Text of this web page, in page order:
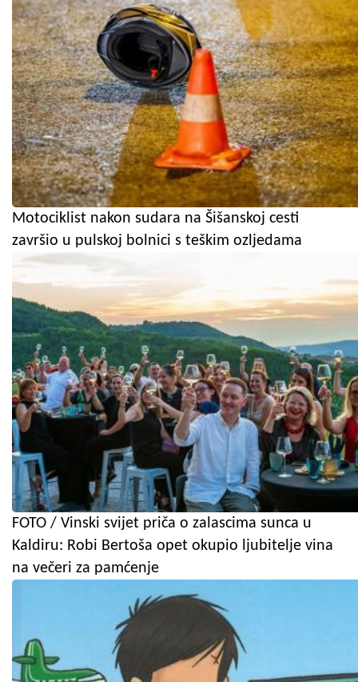
Motociklist nakon sudara na Šišanskoj cesti
završio u pulskoj bolnici s teškim ozljedama
FOTO / Vinski svijet priča o zalascima sunca u
Kaldiru: Robi Bertoša opet okupio ljubitelje vina
na večeri za pamćenje